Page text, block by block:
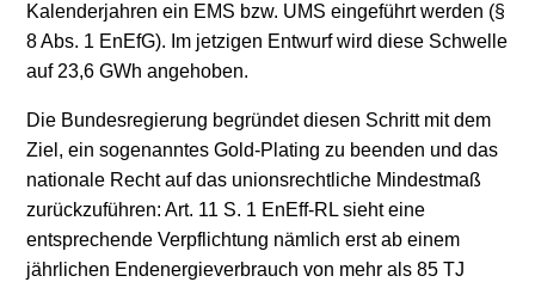
Kalenderjahren ein EMS bzw. UMS eingeführt werden (§
8 Abs. 1 EnEfG). Im jetzigen Entwurf wird diese Schwelle
auf 23,6 GWh angehoben.
Die Bundesregierung begründet diesen Schritt mit dem
Ziel, ein sogenanntes Gold-Plating zu beenden und das
nationale Recht auf das unionsrechtliche Mindestmaß
zurückzuführen: Art. 11 S. 1 EnEff-RL sieht eine
entsprechende Verpflichtung nämlich erst ab einem
jährlichen Endenergieverbrauch von mehr als 85 TJ